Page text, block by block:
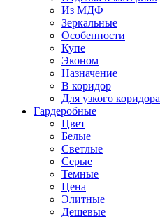
Из МДФ
Зеркальные
Особенности
Купе
Эконом
Назначение
В коридор
Для узкого коридора
Гардеробные
Цвет
Белые
Светлые
Серые
Темные
Цена
Элитные
Дешевые